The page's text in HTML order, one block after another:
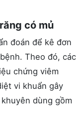
có mủ
đoán để kê đơn
Theo đó, các
chứng viêm
vi khuẩn gây
dùng gồm